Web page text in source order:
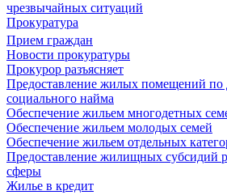
чрезвычайных ситуаций
Прокуратура
Прием граждан
Новости прокуратуры
Прокурор разъясняет
Предоставление жилых помещений по
социального найма
Обеспечение жильем многодетных
Обеспечение жильем молодых семей
Обеспечение жильем отдельных
Предоставление жилищных субсидий
сферы
Жилье в кредит